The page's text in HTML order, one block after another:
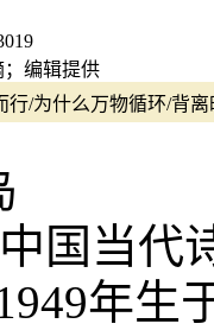
；编辑提供
行/为什么万物循环/背
国当代
年生